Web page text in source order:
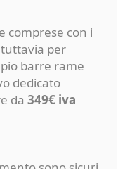
comprese con i
per
barre rame
dedicato
da 349€ iva